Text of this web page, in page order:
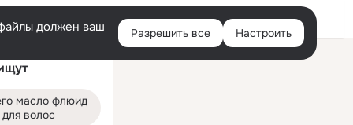
Войти
должен ваш
Разрешить все Настроить
масло флюид
для волос